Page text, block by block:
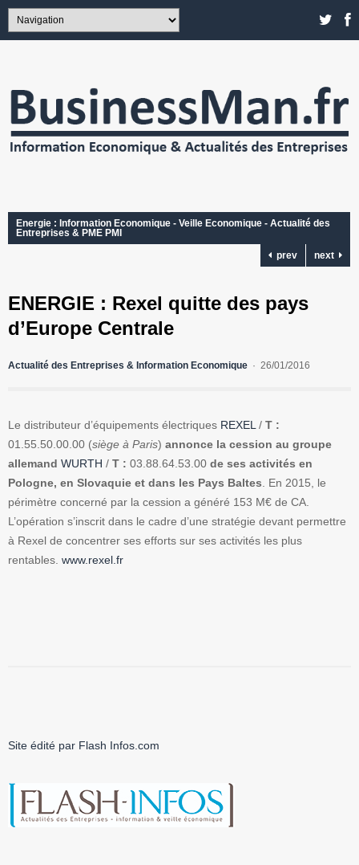
Energie : Information Economique - Veille Economique - Actualité des
Entreprises & PME PMI
prev
next
ENERGIE : Rexel quitte des pays
d’Europe Centrale
Actualité des Entreprises & Information Economique 26/01/2016
Le distributeur d’équipements électriques REXEL/ T :
01.55.50.00.00 (siège à Paris) annonce la cession au groupe
allemand WURTH / T : 03.88.64.53.00 de ses activités en
Pologne, en Slovaquie et dans les Pays Baltes. En 2015, le
périmètre concerné par la cession a généré 153 M€ de CA.
L’opération s’inscrit dans le cadre d’une stratégie devant permettre
à Rexel de concentrer ses efforts sur ses activités les plus
rentables. www.rexel.fr
Site édité par Flash Infos.com